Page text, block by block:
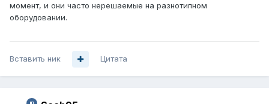
момент, и они часто нерешаемые на разнотипном
оборудовании.
Вставить ник Цитата